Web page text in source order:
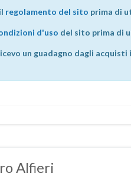
regolamento del sito prima di
d'uso del sito prima di
un guadagno dagli
Alfieri